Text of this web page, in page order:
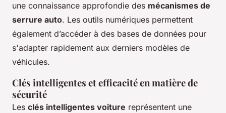
une connaissance approfondie des mécanismes de
serrure auto. Les outils numériques permettent
également d’accéder à des bases de données pour
s'adapter rapidement aux derniers modèles de
véhicules.
Clés intelligentes et efficacité en matière de
sécurité
Les clés intelligentes voiture représentent une